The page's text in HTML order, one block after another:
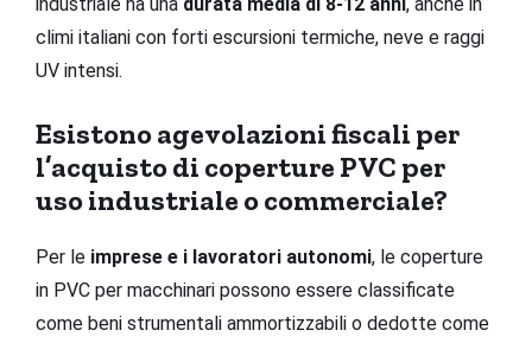
climi italiani con forti escursioni termiche, neve e raggi
UV intensi.
Esistono agevolazioni fiscali per
l’acquisto di coperture PVC per
uso industriale o commerciale?
Per le imprese e i lavoratori autonomi, le coperture
in PVC per macchinari possono essere classificate
come beni strumentali ammortizzabili o dedotte come